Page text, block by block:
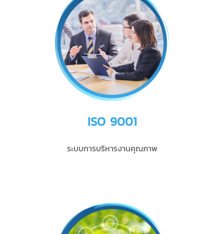
ISO 9001
ระบบการบริหารงานคุณภาพ